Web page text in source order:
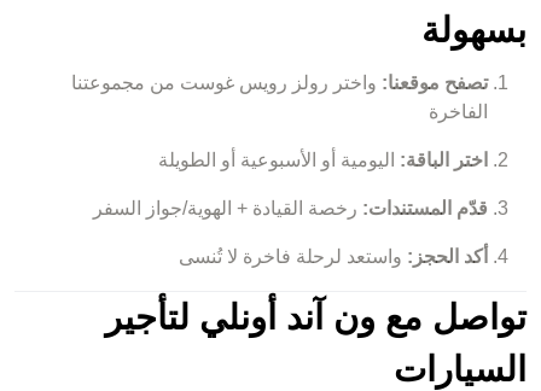
بسهولة
تصفح موقعنا: واختر رولز رويس غوست من مجموعتنا
الفاخرة
اختر الباقة: اليومية أو الأسبوعية أو الطويلة
قدّم المستندات: رخصة القيادة + الهوية/جواز السفر
أكد الحجز: واستعد لرحلة فاخرة لا تُنسى
تواصل مع ون آند أونلي لتأجير
السيارات